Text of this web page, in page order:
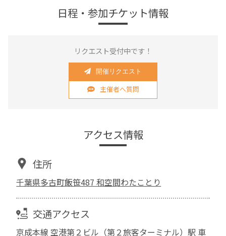
日程・参加チケット情報
リクエスト受付中です！
開催リクエスト
主催者へ質問
アクセス情報
住所
千葉県多古町飯笹487 和空間わたことり
交通アクセス
京成本線 空港第２ビル（第２旅客ターミナル）駅 車